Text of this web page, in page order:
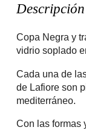
Descripción
Copa Negra y
vidrio soplado
Cada una de
de Lafiore son
mediterráneo.
Con las formas